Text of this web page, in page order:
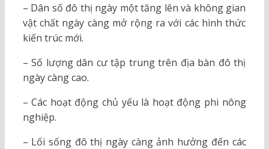
– Dân số đô thị ngày một tăng lên và không gian
vật chất ngày càng mở rộng ra với các hình thức
kiến trúc mới.
– Số lượng dân cư tập trung trên địa bàn đô thị
ngày càng cao.
– Các hoạt động chủ yếu là hoạt động phi nông
nghiệp.
– Lối sống đô thị ngày càng ảnh hưởng đến các